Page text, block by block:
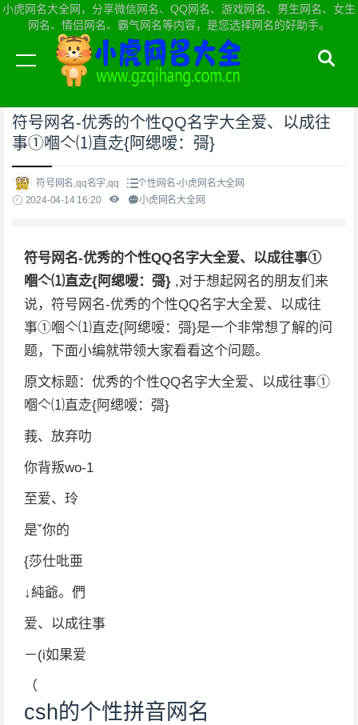
小虎网名大全网，分享微信网名、QQ网名、游戏网名、男生网名、女生
网名、情侣网名、霸气网名等内容，是您选择网名的好助手。
当前位置：小虎网名大全网首页>个性网名
符号网名-优秀的个性QQ名字大全爱、以成往
事①嗰亽⑴直赱{阿缌嗳：彁}
符号网名,qq名字,qq
个性网名-小虎网名大全网
2024-04-14 16:20
小虎网名大全网
符号网名-优秀的个性QQ名字大全爱、以成往事①
嗰亽⑴直赱{阿缌嗳：彁} ,对于想起网名的朋友们来
说，符号网名-优秀的个性QQ名字大全爱、以成往
事①嗰亽⑴直赱{阿缌嗳：彁}是一个非常想了解的问
题，下面小编就带领大家看看这个问题。
原文标题：优秀的个性QQ名字大全爱、以成往事①
嗰亽⑴直赱{阿缌嗳：彁}
莪、放弃叻
你背叛wo-1
至爱、玲
是ˇ你的
{莎仕吡亜
↓純爺。們
爱、以成往事
－(i如果爱
（
csh的个性拼音网名